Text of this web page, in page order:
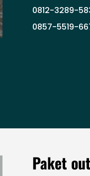
0812-3289-
0857-5519-
Paket